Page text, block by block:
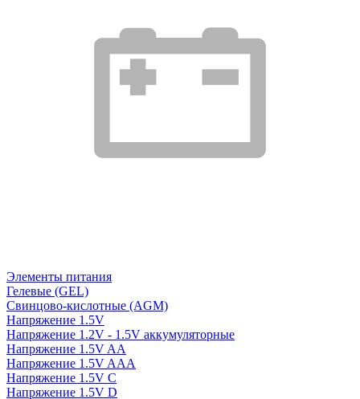
Элементы питания
Гелевые (GEL)
Свинцово-кислотные (AGM)
Напряжение 1.5V
Напряжение 1.2V - 1.5V аккумуляторные
Напряжение 1.5V AA
Напряжение 1.5V AAA
Напряжение 1.5V C
Напряжение 1.5V D